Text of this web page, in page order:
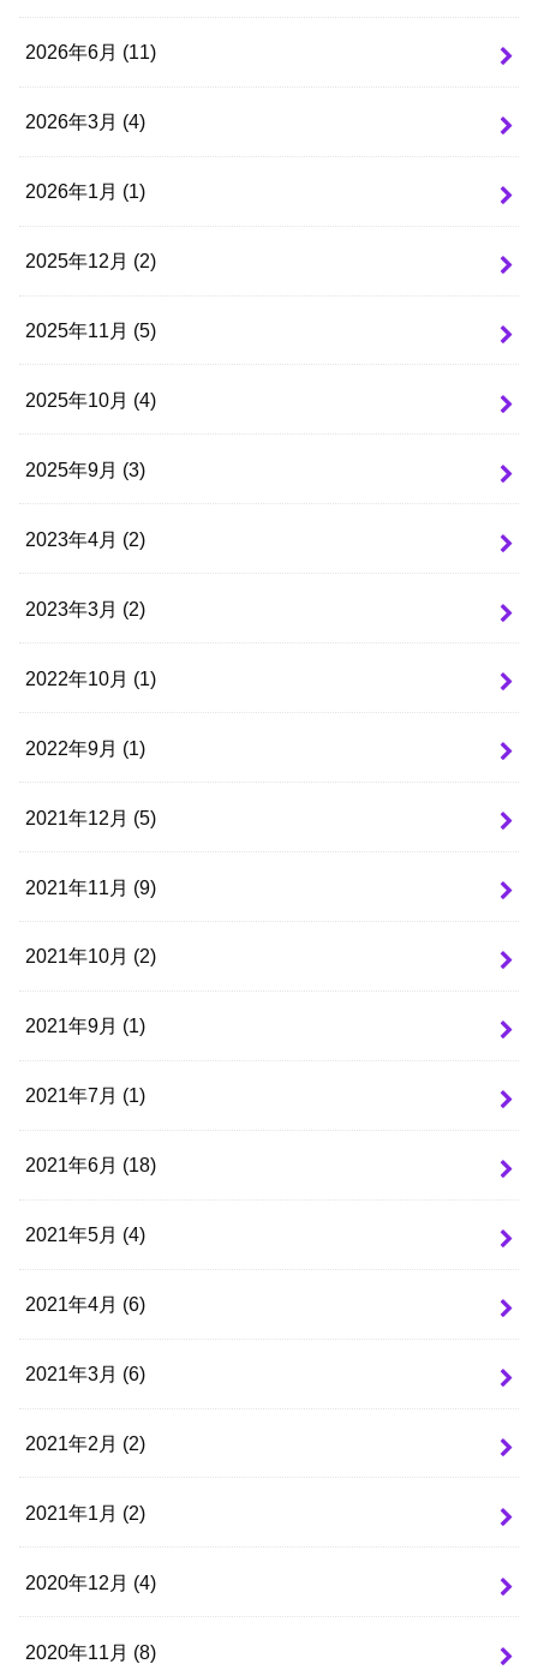
2026年6月 (11)
2026年3月 (4)
2026年1月 (1)
2025年12月 (2)
2025年11月 (5)
2025年10月 (4)
2025年9月 (3)
2023年4月 (2)
2023年3月 (2)
2022年10月 (1)
2022年9月 (1)
2021年12月 (5)
2021年11月 (9)
2021年10月 (2)
2021年9月 (1)
2021年7月 (1)
2021年6月 (18)
2021年5月 (4)
2021年4月 (6)
2021年3月 (6)
2021年2月 (2)
2021年1月 (2)
2020年12月 (4)
2020年11月 (8)